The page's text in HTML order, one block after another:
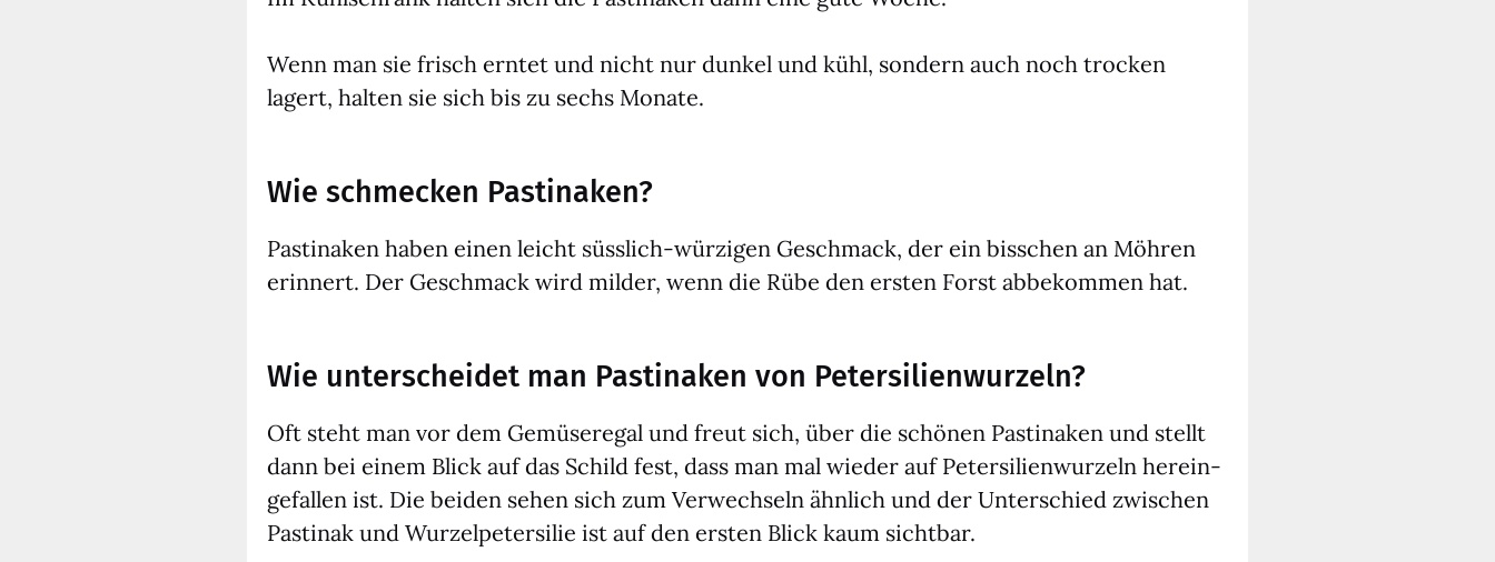
Wenn man sie frisch ern­tet und nicht nur dun­kel und kühl, son­dern auch noch tro­cken
lagert, hal­ten sie sich bis zu sechs Mona­te.
Wie schmecken Pastinaken?
Pas­ti­na­ken haben einen leicht süss­lich-wür­zi­gen Geschmack, der ein biss­chen an Möh­ren
erin­nert. Der Geschmack wird mil­der, wenn die Rübe den ers­ten Forst abbe­kom­men hat.
Wie unterscheidet man Pastinaken von Petersilienwurzeln?
Oft steht man vor dem Gemü­se­re­gal und freut sich, über die schö­nen Pas­ti­na­ken und stellt
dann bei einem Blick auf das Schild fest, dass man mal wie­der auf Peter­si­li­en­wur­zeln her­ein­
ge­fal­len ist. Die bei­den sehen sich zum Ver­wech­seln ähn­lich und der Unter­schied zwi­schen
Pas­ti­nak und Wur­zel­pe­ter­si­lie ist auf den ers­ten Blick kaum sicht­bar.